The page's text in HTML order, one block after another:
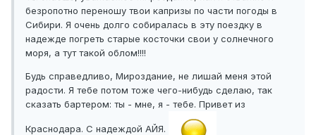
безропотно переношу твои капризы по части погоды в
Сибири. Я очень долго собиралась в эту поездку в
надежде погреть старые косточки свои у солнечного
моря, а тут такой облом!!!!
Будь справедливо, Мироздание, не лишай меня этой
радости. Я тебе потом тоже чего-нибудь сделаю, так
сказать бартером: ты - мне, я - тебе. Привет из
Краснодара. С надеждой АЙЯ.